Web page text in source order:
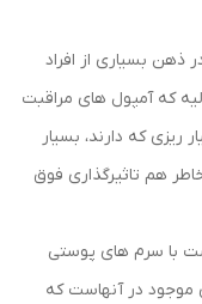
ذهن بسیاری از افراد
که آمپول های مراقبت
که دارند، بسیار
هم تاثیرگذاری فوق
با سرم های پوستی
موجود در آنهاست که